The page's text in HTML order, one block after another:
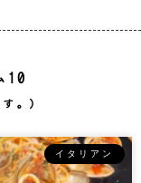
10
。）
イタリアン